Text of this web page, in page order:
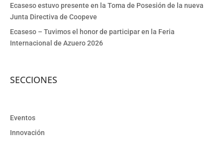
Ecaseso estuvo presente en la Toma de Posesión de la nueva
Junta Directiva de Coopeve
Ecaseso – Tuvimos el honor de participar en la Feria
Internacional de Azuero 2026
SECCIONES
Eventos
Innovación